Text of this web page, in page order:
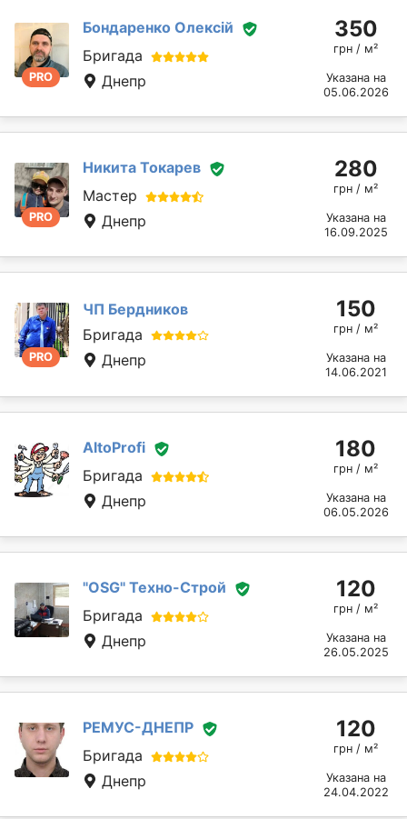
PRO
Бондаренко Олексій
Бригада
Днепр
350
грн / м²
Указана на
05.06.2026
PRO
Никита Токарев
Мастер
Днепр
280
грн / м²
Указана на
16.09.2025
PRO
ЧП Бердников
Бригада
Днепр
150
грн / м²
Указана на
14.06.2021
AltoProfi
Бригада
Днепр
180
грн / м²
Указана на
06.05.2026
"OSG" Техно-Строй
Бригада
Днепр
120
грн / м²
Указана на
26.05.2025
РЕМУС-ДНЕПР
Бригада
Днепр
120
грн / м²
Указана на
24.04.2022